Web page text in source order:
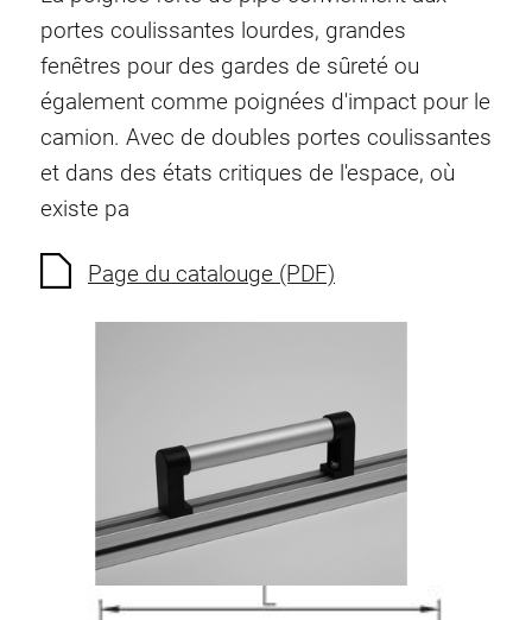
Ecrous à ressort
Sécurités de torsion
Raccordements à filet
Éléments de Raccordements de fond
Éléments de galets
Éléments plastiques
Eléments de surface
Elément d’angle
Colonne Elevatrice
Système de transrouler
portes coulissantes lourdes, grandes
fenêtres pour des gardes de sûreté ou
également comme poignées d'impact pour le
camion. Avec de doubles portes coulissantes
et dans des états critiques de l'espace, où
existe pa
Page du catalouge (PDF)